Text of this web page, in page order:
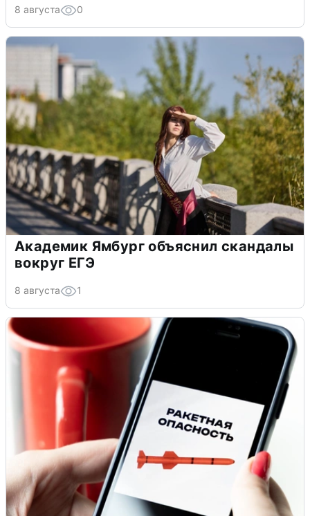
8 августа 0
Академик Ямбург объяснил скандалы
вокруг ЕГЭ
8 августа 1